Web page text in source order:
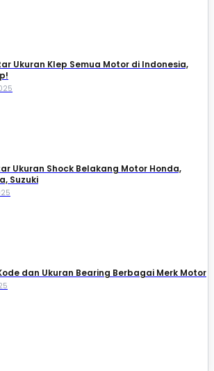
Ukuran Klep Semua Motor di Indonesia,
Ukuran Shock Belakang Motor Honda,
Suzuki​
dan Ukuran Bearing Berbagai Merk Motor